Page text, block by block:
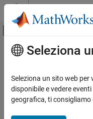
Vai al contenuto
Attiva/
Pagina iniziale della
Contenuto principale
How
Seleziona
Seleziona un sito web
disponibile e vedere
geografica, ti consigliamo